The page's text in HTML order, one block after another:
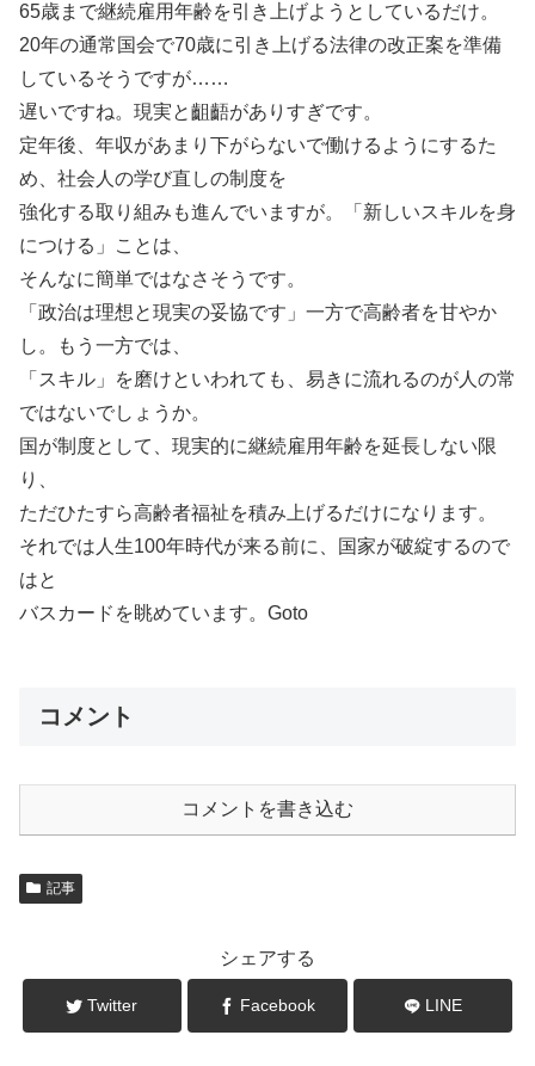
65歳まで継続雇用年齢を引き上げようとしているだけ。
20年の通常国会で70歳に引き上げる法律の改正案を準備
しているそうですが……
遅いですね。現実と齟齬がありすぎです。
定年後、年収があまり下がらないで働けるようにするた
め、社会人の学び直しの制度を
強化する取り組みも進んでいますが。「新しいスキルを身
につける」ことは、
そんなに簡単ではなさそうです。
「政治は理想と現実の妥協です」一方で高齢者を甘やか
し。もう一方では、
「スキル」を磨けといわれても、易きに流れるのが人の常
ではないでしょうか。
国が制度として、現実的に継続雇用年齢を延長しない限
り、
ただひたすら高齢者福祉を積み上げるだけになります。
それでは人生100年時代が来る前に、国家が破綻するので
はと
バスカードを眺めています。Goto
コメント
コメントを書き込む
記事
シェアする
Twitter Facebook LINE